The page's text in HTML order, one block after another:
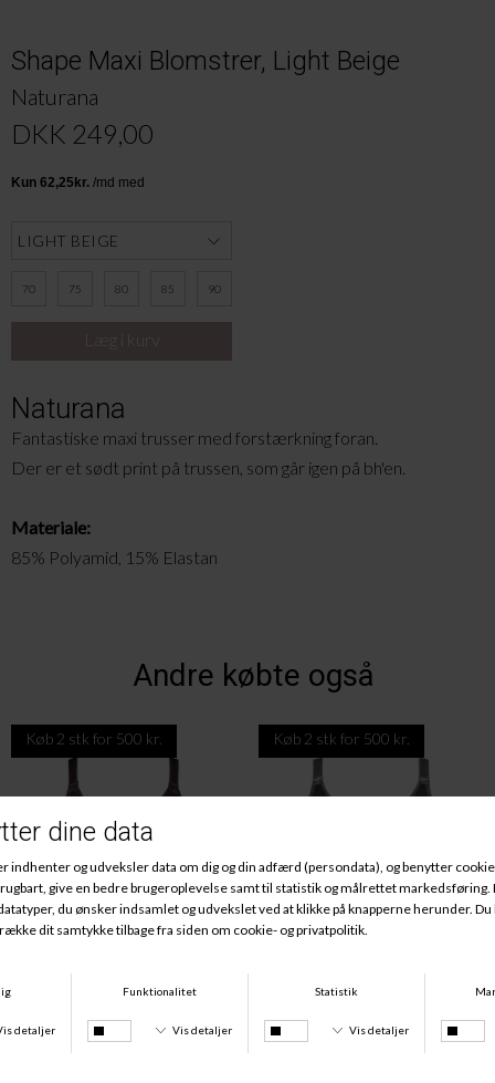
Shape Maxi Blomstrer, Light Beige
Naturana
DKK 249,00
70 75 80 85 90
Naturana
Fantastiske maxi trusser med forstærkning foran.
Der er et sødt print på trussen, som går igen på bh'en.
Materiale:
85% Polyamid, 15% Elastan
Andre købte også
Køb 2 stk for 500 kr.
DKK 269,95
Køb 2 stk for 500 kr.
Naturana Minimizer, Flanell
DKK 269,95